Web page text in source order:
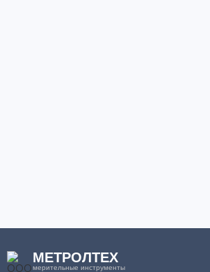
МЕТРОЛТЕХ
мерительные инструменты